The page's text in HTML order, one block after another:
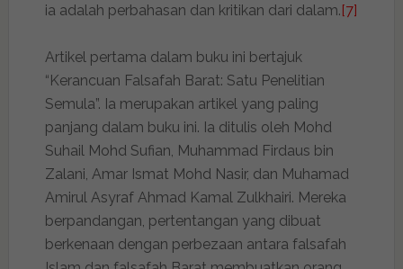
ia adalah perbahasan dan kritikan dari dalam.[7]
Artikel pertama dalam buku ini bertajuk
“Kerancuan Falsafah Barat: Satu Penelitian
Semula”. Ia merupakan artikel yang paling
panjang dalam buku ini. Ia ditulis oleh Mohd
Suhail Mohd Sufian, Muhammad Firdaus bin
Zalani, Amar Ismat Mohd Nasir, dan Muhamad
Amirul Asyraf Ahmad Kamal Zulkhairi. Mereka
berpandangan, pertentangan yang dibuat
berkenaan dengan perbezaan antara falsafah